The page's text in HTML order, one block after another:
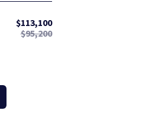
$113,100
$95,200